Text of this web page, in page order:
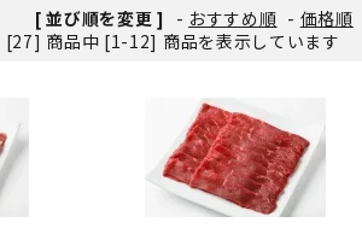
[ 並び順を変更 ] - おすすめ順 - 価格順
[27] 商品中 [1-12] 商品を表示しています